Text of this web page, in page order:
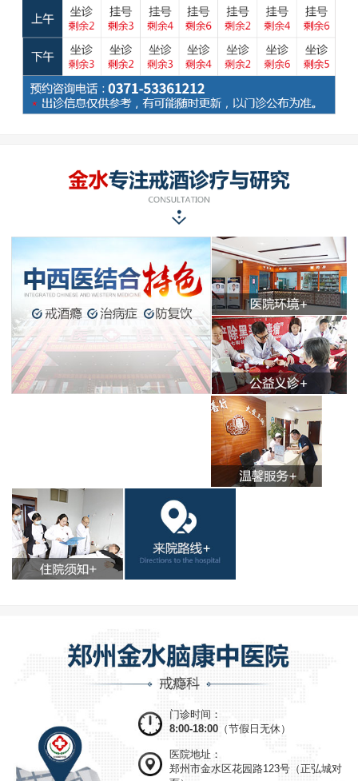
门诊时间：
8:00-18:00 （节假日无休）
医院地址：
郑州市金水区花园路123号（正弘城对